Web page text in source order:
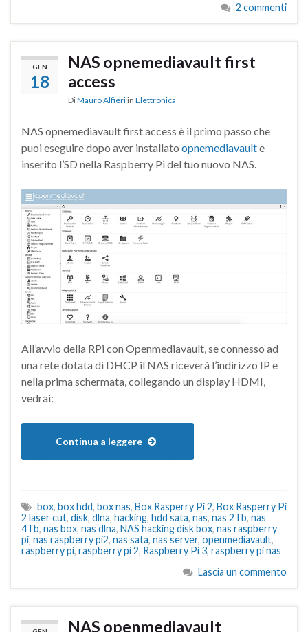
2 commenti
GEN
18
NAS opnemediavault first
access
DiMauro Alfieri in Elettronica
NAS opnemediavault first access è il primo passo che
puoi eseguire dopo aver installato opnemediavaulte
inserito l’SD nella Raspberry Pi del tuo nuovo NAS.
All’avvio della RPi con Openmediavault, se connesso ad
una rete dotata di DHCP il NAS riceverà l’indirizzo IP e
nella prima schermata, collegando un display HDMI,
vedrai:
Continua a leggere
box, box hdd, box nas, Box Rasperry Pi 2, Box Rasperry Pi
2 laser cut, disk, dlna, hacking, hdd sata, nas, nas 2Tb, nas
4Tb, nas box, nas dlna, NAS hacking disk box, nas raspberry
pi, nas raspberry pi2, nas sata, nas server, openmediavault,
raspberry pi, raspberry pi 2, Raspberry Pi 3, raspberry pi nas
Lascia un commento
NAS openmediavault